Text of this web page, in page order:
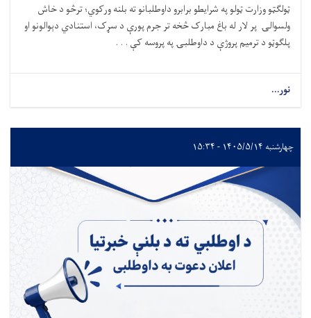
ټولګټو وزارت ټولو په شرایطو برابرو داوطلبانو ته بلنه ورکوي؛ ترڅو د خاش
ولسوالۍ پر لار له باغ مبارک څخه تر جرم پورې د سړک، استنادي دېوالونو او
پلګوټو د ترمیم پروژې د داوطلبۍ په پروسه کې . . .
نور...
چهارشنبه ۱۴۰۵/۵/۱۴ - ۱۵:۳۴